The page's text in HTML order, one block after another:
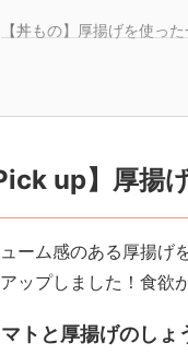
【丼もの】厚揚げを使っ
Pick up】厚揚
ーム感のある厚揚げ
ップしました！食欲
マトと厚揚げのしょ